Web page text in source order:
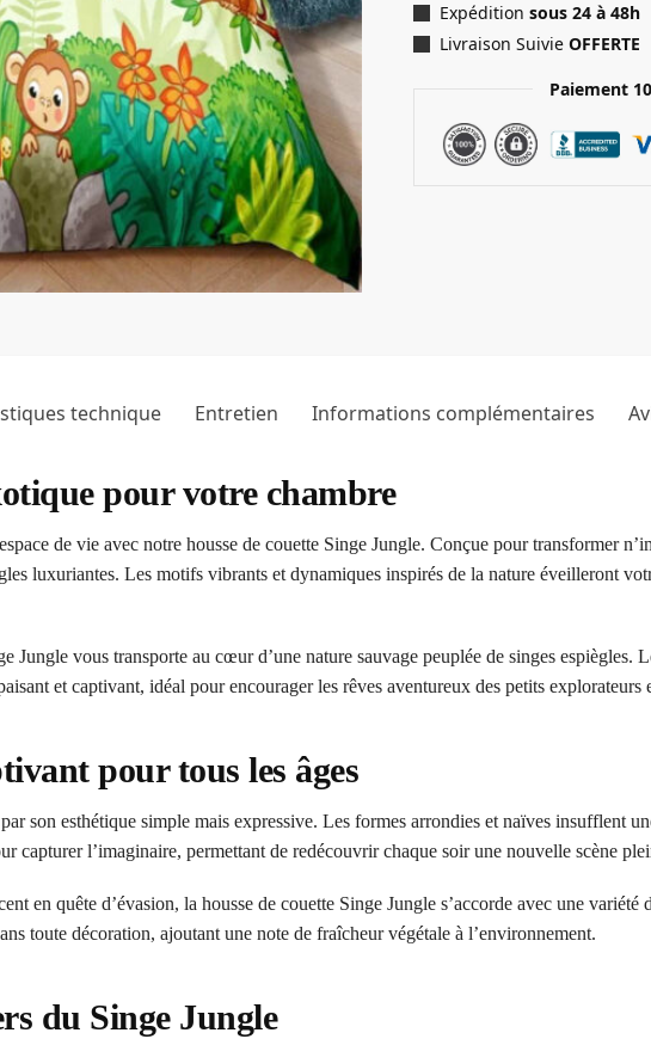
Expédition sous 24 à 48h
Livraison SuivieOFFERTE
Paiement
technique Entretien Informations complémentaires
pour votre chambre
de vie avec notre housse de couette Singe Jungle. Conçue pour transformer
luxuriantes. Les motifs vibrants et dynamiques inspirés de la nature éveilleront
vous transporte au cœur d’une nature sauvage peuplée de singes espiègles.
et captivant, idéal pour encourager les rêves aventureux des petits explorateurs
pour tous les âges
son esthétique simple mais expressive. Les formes arrondies et naïves insufflent
capturer l’imaginaire, permettant de redécouvrir chaque soir une nouvelle scène
en quête d’évasion, la housse de couette Singe Jungle s’accorde avec une variété
toute décoration, ajoutant une note de fraîcheur végétale à l’environnement.
du Singe Jungle